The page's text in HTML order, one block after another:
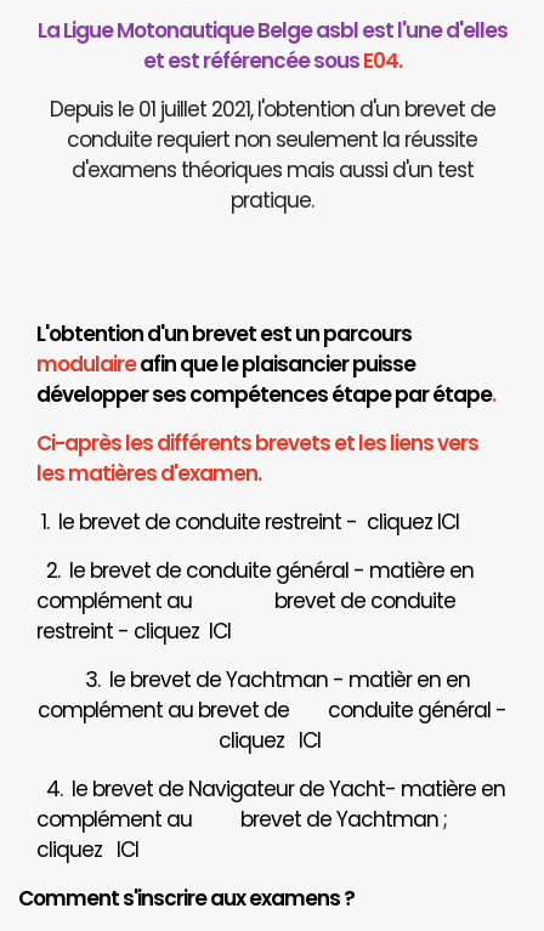
La Ligue Motonautique Belge asbl est l'une d'elles
et est référencée sousE04.
Depuis le 01 juillet 2021, l'obtention d'un brevet de
conduite requiert non seulement la réussite
d'examens théoriques mais aussi d'un test
pratique.
L'obtention d'un brevet est un parcours
modulaireafin que le plaisancier puisse
développer ses compétences étape par étape.
Ci-après les différents brevets et les liens vers
les matières d'examen.
1. le brevet de conduite restreint - cliquez ICI
2. le brevet de conduite général - matière en
complément au brevet de conduite
restreint - cliquez ICI
3. le brevet de Yachtman - matièr en en
complément au brevet de
conduite général -
cliquez ICI
4. le brevet de Navigateur de Yacht- matière en
complément au brevet de Yachtman ;
cliquez ICI
Comment s'inscrire aux examens ?